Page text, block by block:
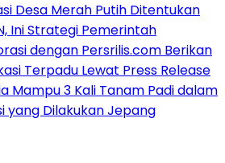
Desa Merah Putih Ditentukan
Ini Strategi Pemerintah
dengan Persrilis.com Berikan
Terpadu Lewat Press Release
Mampu 3 Kali Tanam Padi dalam
yang Dilakukan Jepang